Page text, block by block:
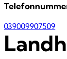
039009907509